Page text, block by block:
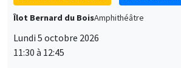
Îlot Bernard du BoisAmphithéâtre
Lundi 5 octobre 2026
11:30 à 12:45